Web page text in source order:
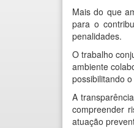
Mais do que
para o
penalidades.
O trabalho
ambiente
possibilitando
A
compreender
atuação